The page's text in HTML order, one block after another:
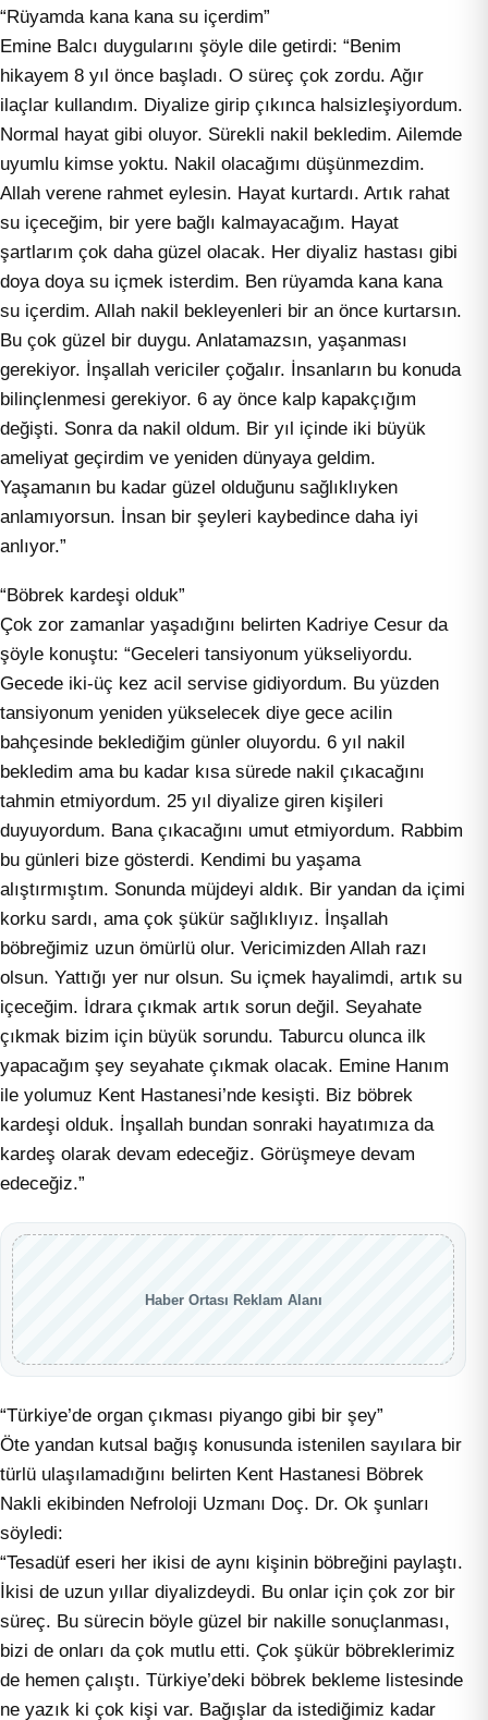
“Rüyamda kana kana su içerdim”
Emine Balcı duygularını şöyle dile getirdi: “Benim
hikayem 8 yıl önce başladı. O süreç çok zordu. Ağır
ilaçlar kullandım. Diyalize girip çıkınca halsizleşiyordum.
Normal hayat gibi oluyor. Sürekli nakil bekledim. Ailemde
uyumlu kimse yoktu. Nakil olacağımı düşünmezdim.
Allah verene rahmet eylesin. Hayat kurtardı. Artık rahat
su içeceğim, bir yere bağlı kalmayacağım. Hayat
şartlarım çok daha güzel olacak. Her diyaliz hastası gibi
doya doya su içmek isterdim. Ben rüyamda kana kana
su içerdim. Allah nakil bekleyenleri bir an önce kurtarsın.
Bu çok güzel bir duygu. Anlatamazsın, yaşanması
gerekiyor. İnşallah vericiler çoğalır. İnsanların bu konuda
bilinçlenmesi gerekiyor. 6 ay önce kalp kapakçığım
değişti. Sonra da nakil oldum. Bir yıl içinde iki büyük
ameliyat geçirdim ve yeniden dünyaya geldim.
Yaşamanın bu kadar güzel olduğunu sağlıklıyken
anlamıyorsun. İnsan bir şeyleri kaybedince daha iyi
anlıyor.”
“Böbrek kardeşi olduk”
Çok zor zamanlar yaşadığını belirten Kadriye Cesur da
şöyle konuştu: “Geceleri tansiyonum yükseliyordu.
Gecede iki-üç kez acil servise gidiyordum. Bu yüzden
tansiyonum yeniden yükselecek diye gece acilin
bahçesinde beklediğim günler oluyordu. 6 yıl nakil
bekledim ama bu kadar kısa sürede nakil çıkacağını
tahmin etmiyordum. 25 yıl diyalize giren kişileri
duyuyordum. Bana çıkacağını umut etmiyordum. Rabbim
bu günleri bize gösterdi. Kendimi bu yaşama
alıştırmıştım. Sonunda müjdeyi aldık. Bir yandan da içimi
korku sardı, ama çok şükür sağlıklıyız. İnşallah
böbreğimiz uzun ömürlü olur. Vericimizden Allah razı
olsun. Yattığı yer nur olsun. Su içmek hayalimdi, artık su
içeceğim. İdrara çıkmak artık sorun değil. Seyahate
çıkmak bizim için büyük sorundu. Taburcu olunca ilk
yapacağım şey seyahate çıkmak olacak. Emine Hanım
ile yolumuz Kent Hastanesi’nde kesişti. Biz böbrek
kardeşi olduk. İnşallah bundan sonraki hayatımıza da
kardeş olarak devam edeceğiz. Görüşmeye devam
edeceğiz.”
Haber Ortası Reklam Alanı
“Türkiye’de organ çıkması piyango gibi bir şey”
Öte yandan kutsal bağış konusunda istenilen sayılara bir
türlü ulaşılamadığını belirten Kent Hastanesi Böbrek
Nakli ekibinden Nefroloji Uzmanı Doç. Dr. Ok şunları
söyledi:
“Tesadüf eseri her ikisi de aynı kişinin böbreğini paylaştı.
İkisi de uzun yıllar diyalizdeydi. Bu onlar için çok zor bir
süreç. Bu sürecin böyle güzel bir nakille sonuçlanması,
bizi de onları da çok mutlu etti. Çok şükür böbreklerimiz
de hemen çalıştı. Türkiye’deki böbrek bekleme listesinde
ne yazık ki çok kişi var. Bağışlar da istediğimiz kadar